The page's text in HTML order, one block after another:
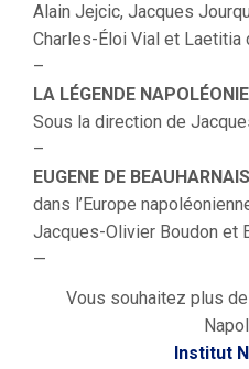
Alain Jejcic, Jacques
Charles-Éloi Vial et Laetitia
–
LA LÉGENDE
Sous la direction de
–
EUGENE DE BEAUHARNAIS
dans l’Europe
Jacques-Olivier Boudon et
—
Vous souhaitez plus
Institut